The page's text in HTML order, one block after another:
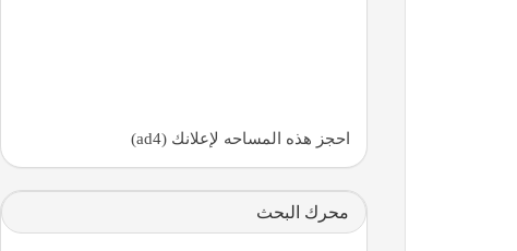
احجز هذه المساحه لإعلانك (ad4)
محرك البحث